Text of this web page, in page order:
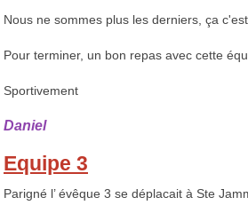
Nous ne sommes plus les derniers, ça c'est
Pour terminer, un bon repas avec cette
Sportivement
Daniel
Equipe 3
Parigné l’ évêque 3 se déplacait à Ste